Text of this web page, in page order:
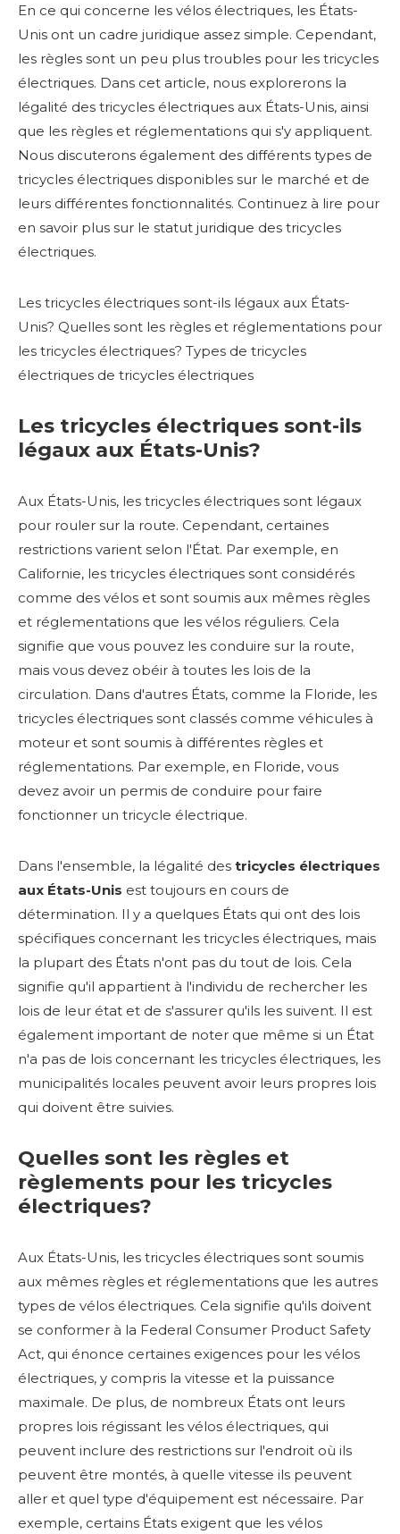
En ce qui concerne les vélos électriques, les États-
Unis ont un cadre juridique assez simple. Cependant,
les règles sont un peu plus troubles pour les tricycles
électriques. Dans cet article, nous explorerons la
légalité des tricycles électriques aux États-Unis, ainsi
que les règles et réglementations qui s'y appliquent.
Nous discuterons également des différents types de
tricycles électriques disponibles sur le marché et de
leurs différentes fonctionnalités. Continuez à lire pour
en savoir plus sur le statut juridique des tricycles
électriques.
Les tricycles électriques sont-ils légaux aux États-
Unis? Quelles sont les règles et réglementations pour
les tricycles électriques? Types de tricycles
électriques de tricycles électriques
Les tricycles électriques sont-ils
légaux aux États-Unis?
Aux États-Unis, les tricycles électriques sont légaux
pour rouler sur la route. Cependant, certaines
restrictions varient selon l'État. Par exemple, en
Californie, les tricycles électriques sont considérés
comme des vélos et sont soumis aux mêmes règles
et réglementations que les vélos réguliers. Cela
signifie que vous pouvez les conduire sur la route,
mais vous devez obéir à toutes les lois de la
circulation. Dans d'autres États, comme la Floride, les
tricycles électriques sont classés comme véhicules à
moteur et sont soumis à différentes règles et
réglementations. Par exemple, en Floride, vous
devez avoir un permis de conduire pour faire
fonctionner un tricycle électrique.
Dans l'ensemble, la légalité des tricycles électriques
aux États-Unis est toujours en cours de
détermination. Il y a quelques États qui ont des lois
spécifiques concernant les tricycles électriques, mais
la plupart des États n'ont pas du tout de lois. Cela
signifie qu'il appartient à l'individu de rechercher les
lois de leur état et de s'assurer qu'ils les suivent. Il est
également important de noter que même si un État
n'a pas de lois concernant les tricycles électriques, les
municipalités locales peuvent avoir leurs propres lois
qui doivent être suivies.
Quelles sont les règles et
règlements pour les tricycles
électriques?
Aux États-Unis, les tricycles électriques sont soumis
aux mêmes règles et réglementations que les autres
types de vélos électriques. Cela signifie qu'ils doivent
se conformer à la Federal Consumer Product Safety
Act, qui énonce certaines exigences pour les vélos
électriques, y compris la vitesse et la puissance
maximale. De plus, de nombreux États ont leurs
propres lois régissant les vélos électriques, qui
peuvent inclure des restrictions sur l'endroit où ils
peuvent être montés, à quelle vitesse ils peuvent
aller et quel type d'équipement est nécessaire. Par
exemple, certains États exigent que les vélos